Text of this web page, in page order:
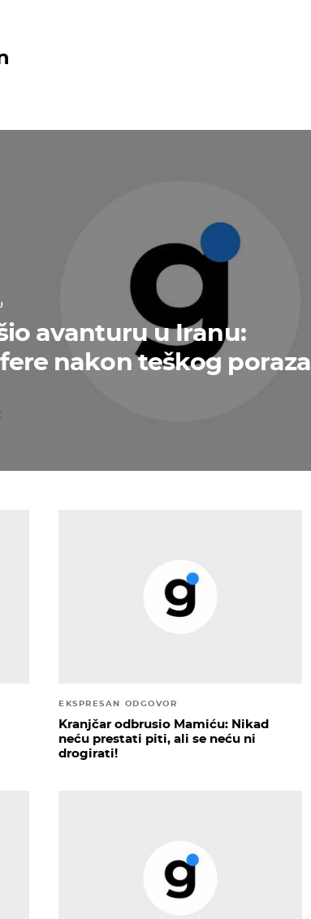
avanturu u Iranu:
nakon teškog poraza
EKSPRESAN ODGOVOR
Kranjčar odbrusio Mamiću: Nikad
neću prestati piti, ali se neću ni
drogirati!